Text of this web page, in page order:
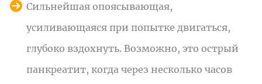
Сильнейшая опоясывающая,
усиливающаяся при попытке двигаться,
глубоко вздохнуть. Возможно, это острый
панкреатит, когда через несколько часов